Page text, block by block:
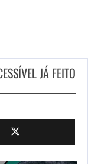
JÁ FEITO